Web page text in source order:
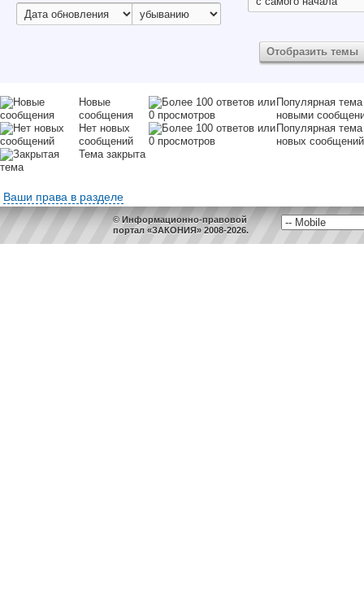
Новые
сообщения
Популярная
новыми
Нет новых
сообщений
Популярная тема
новых сообщений
Тема закрыта
Ваши права в разделе
© Информационно-правовой
портал «ЗАКОНИЯ» 2008-2026.